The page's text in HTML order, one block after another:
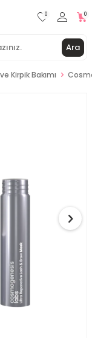
Ara
0 0
Kirpik Bakımı